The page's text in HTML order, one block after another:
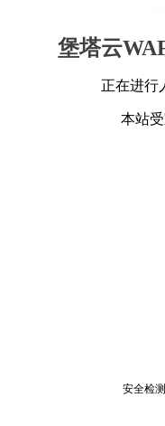
堡塔云
正在进行
本站
安全检